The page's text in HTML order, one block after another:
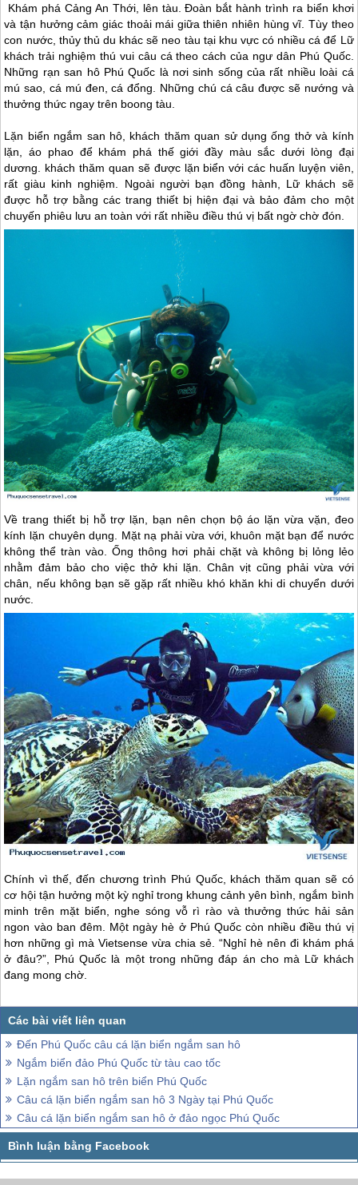
Khám phá Cảng An Thới, lên tàu. Đoàn bắt hành trình ra biển khơi
và tận hưởng cảm giác thoải mái giữa thiên nhiên hùng vĩ. Tùy theo
con nước, thủy thủ du khác sẽ neo tàu tại khu vực có nhiều cá để Lữ
khách trải nghiệm thú vui câu cá theo cách của ngư dân Phú Quốc.
Những rạn san hô Phú Quốc là nơi sinh sống của rất nhiều loài cá
mú sao, cá mú đen, cá đổng. Những chú cá câu được sẽ nướng và
thưởng thức ngay trên boong tàu.
Lặn biển ngắm san hô, khách thăm quan sử dụng ống thở và kính
lặn, áo phao để khám phá thế giới đầy màu sắc dưới lòng đại
dương. khách thăm quan sẽ được lặn biển với các huấn luyện viên,
rất giàu kinh nghiệm. Ngoài người bạn đồng hành, Lữ khách sẽ
được hỗ trợ bằng các trang thiết bị hiện đại và bảo đảm cho một
chuyến phiêu lưu an toàn với rất nhiều điều thú vị bất ngờ chờ đón.
Về trang thiết bị hỗ trợ lặn, bạn nên chọn bộ áo lặn vừa vặn, đeo
kính lặn chuyên dụng. Mặt nạ phải vừa với, khuôn mặt bạn để nước
không thể tràn vào. Ống thông hơi phải chặt và không bị lỏng lẻo
nhằm đảm bảo cho việc thở khi lặn. Chân vịt cũng phải vừa với
chân, nếu không bạn sẽ gặp rất nhiều khó khăn khi di chuyển dưới
nước.
Chính vì thế, đến chương trình Phú Quốc, khách thăm quan sẽ có
cơ hội tận hưởng một kỳ nghỉ trong khung cảnh yên bình, ngắm bình
minh trên mặt biển, nghe sóng vỗ rì rào và thưởng thức hải sản
ngon vào ban đêm. Một ngày hè ở Phú Quốccòn nhiều điều thú vị
hơn những gì mà Vietsense vừa chia sẻ. “Nghỉ hè nên đi khám phá
ở đâu?”, Phú Quốc là một trong những đáp án cho mà Lữ khách
đang mong chờ.
Đến Phú Quốc câu cá lặn biển ngắm san hô
Ngắm biển đảo Phú Quốc từ tàu cao tốc
Lặn ngắm san hô trên biển Phú Quốc
Câu cá lặn biển ngắm san hô 3 Ngày tại Phú Quốc
Câu cá lặn biển ngắm san hô ở đảo ngọc Phú Quốc